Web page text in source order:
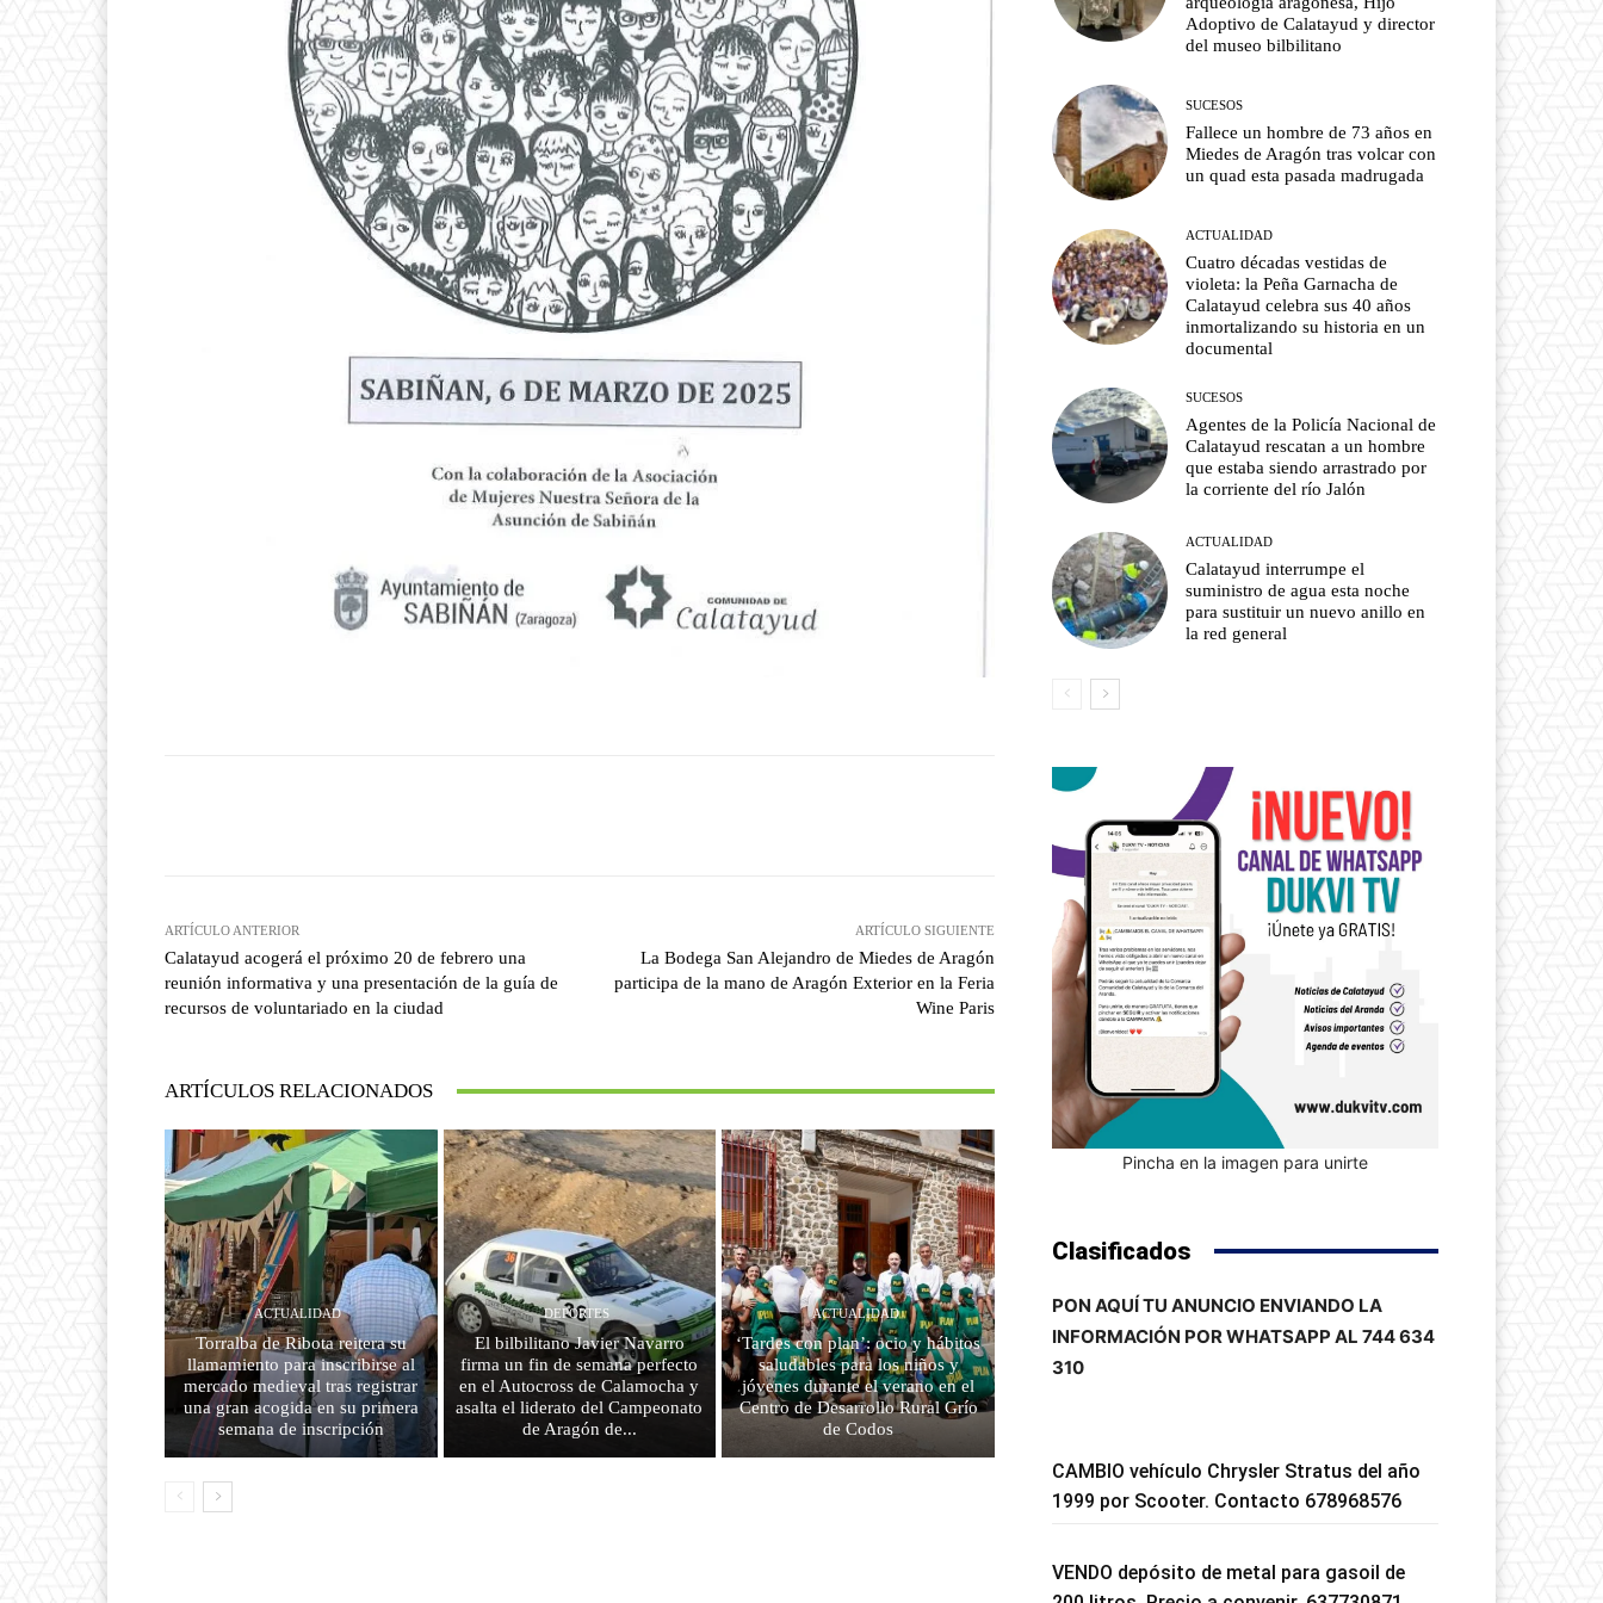
ARTÍCULO ANTERIOR
Calatayud acogerá el próximo 20 de febrero una
reunión informativa y una presentación de la guía de
recursos de voluntariado en la ciudad
ARTÍCULO SIGUIENTE
La Bodega San Alejandro de Miedes de Aragón
participa de la mano de Aragón Exterior en la Feria
Wine Paris
ARTÍCULOS RELACIONADOS
ACTUALIDAD
Torralba de Ribota reitera su
llamamiento para inscribirse al
mercado medieval tras registrar
una gran acogida en su primera
semana de inscripción
DEPORTES
El bilbilitano Javier Navarro
firma un fin de semana perfecto
en el Autocross de Calamocha y
asalta el liderato del Campeonato
de Aragón de...
ACTUALIDAD
‘Tardes con plan’: ocio y hábitos
saludables para los niños y
jóvenes durante el verano en el
Centro de Desarrollo Rural Grío
de Codos
Adoptivo de Calatayud y director
del museo bilbilitano
SUCESOS
Fallece un hombre de 73 años en
Miedes de Aragón tras volcar con
un quad esta pasada madrugada
ACTUALIDAD
Cuatro décadas vestidas de
violeta: la Peña Garnacha de
Calatayud celebra sus 40 años
inmortalizando su historia en un
documental
SUCESOS
Agentes de la Policía Nacional de
Calatayud rescatan a un hombre
que estaba siendo arrastrado por
la corriente del río Jalón
ACTUALIDAD
Calatayud interrumpe el
suministro de agua esta noche
para sustituir un nuevo anillo en
la red general
Pincha en la imagen para unirte
Clasificados
PON AQUÍ TU ANUNCIO ENVIANDO LA
INFORMACIÓN POR WHATSAPP AL 744 634
310
CAMBIO vehículo Chrysler Stratus del año
1999 por Scooter. Contacto 678968576
VENDO depósito de metal para gasoil de